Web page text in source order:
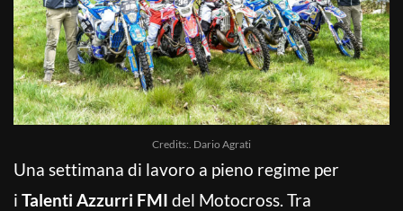
Credits:. Dario Agrati
Una settimana di lavoro a pieno regime per
i Talenti Azzurri FMI del Motocross. Tra